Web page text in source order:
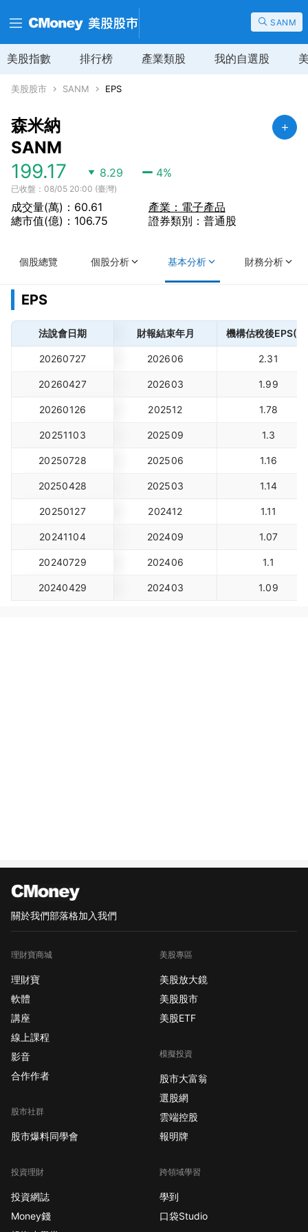
SANM
美股指數 排行榜 產業類股 我的自選股
美股股市 SANM EPS
森米納
SANM
199.17 8.29 4%
已收盤：08/05 20:00 (臺灣)
成交量(萬)：60.61
總市值(億)：106.75
產業：電子產品
證券類別：普通股
個股總覽 個股分析 基本分析 財務分析
EPS
法說會日期 財報結束年月 機構估稅後EPS(
20260727 202606 2.31
20260427 202603 1.99
20260126 202512 1.78
20251103 202509 1.3
20250728 202506 1.16
20250428 202503 1.14
20250127 202412 1.11
20241104 202409 1.07
20240729 202406 1.1
20240429 202403 1.09
關於我們部落格加入我們
理財寶商城
理財寶
軟體
講座
線上課程
影音
合作作者
股市社群
股市爆料同學會
投資理財
投資網誌
Money錢
美股專區
美股放大鏡
美股股市
美股ETF
模擬投資
股市大富翁
選股網
雲端控股
報明牌
跨領域學習
學到
口袋Studio